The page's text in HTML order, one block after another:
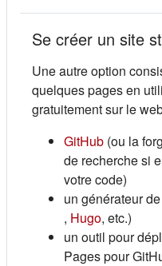
Se créer un site
Une autre option
quelques pages en
gratuitement sur le
GitHub(s'ouvre
(ou la
de recherche si
votre code)
un générateur
(s'ouvre dans un
, Hugo(s'ouvre
, etc.)
un outil pour
Pages pour